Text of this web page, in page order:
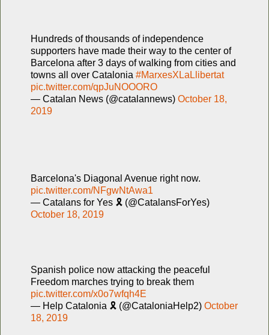
Hundreds of thousands of independence
supporters have made their way to the center of
Barcelona after 3 days of walking from cities and
towns all over Catalonia #MarxesXLaLlibertat
pic.twitter.com/qpJuNOOORO
— Catalan News (@catalannews) October 18,
2019
Barcelona's Diagonal Avenue right now.
pic.twitter.com/NFgwNtAwa1
— Catalans for Yes 🎗 (@CatalansForYes)
October 18, 2019
Spanish police now attacking the peaceful
Freedom marches trying to break them
pic.twitter.com/x0o7wfqh4E
— Help Catalonia 🎗 (@CataloniaHelp2) October
18, 2019